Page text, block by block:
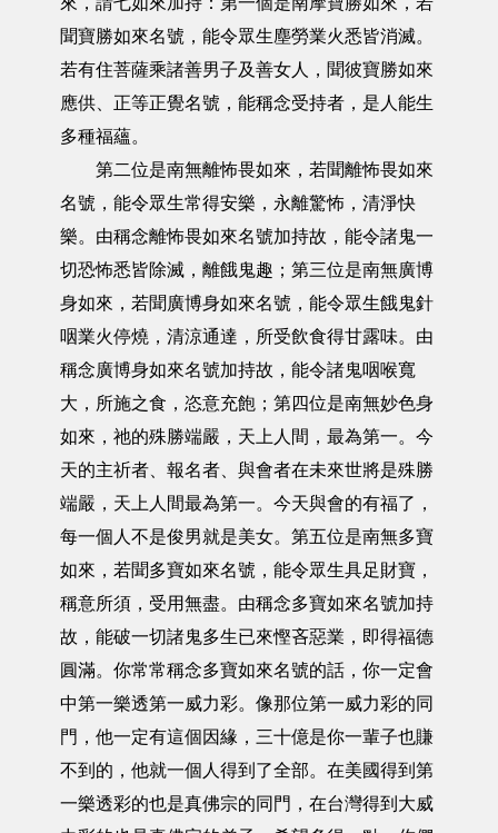
聞寶勝如來名號，能令眾生塵勞業火悉皆消滅。
若有住菩薩乘諸善男子及善女人，聞彼寶勝如來
應供、正等正覺名號，能稱念受持者，是人能生
多種福蘊。
第二位是南無離怖畏如來，若聞離怖畏如來
名號，能令眾生常得安樂，永離驚怖，清淨快
樂。由稱念離怖畏如來名號加持故，能令諸鬼一
切恐怖悉皆除滅，離餓鬼趣；第三位是南無廣博
身如來，若聞廣博身如來名號，能令眾生餓鬼針
咽業火停燒，清涼通達，所受飲食得甘露味。由
稱念廣博身如來名號加持故，能令諸鬼咽喉寬
大，所施之食，恣意充飽；第四位是南無妙色身
如來，祂的殊勝端嚴，天上人間，最為第一。今
天的主祈者、報名者、與會者在未來世將是殊勝
端嚴，天上人間最為第一。今天與會的有福了，
每一個人不是俊男就是美女。第五位是南無多寶
如來，若聞多寶如來名號，能令眾生具足財寶，
稱意所須，受用無盡。由稱念多寶如來名號加持
故，能破一切諸鬼多生已來慳吝惡業，即得福德
圓滿。你常常稱念多寶如來名號的話，你一定會
中第一樂透第一威力彩。像那位第一威力彩的同
門，他一定有這個因緣，三十億是你一輩子也賺
不到的，他就一個人得到了全部。在美國得到第
一樂透彩的也是真佛宗的同門，在台灣得到大威